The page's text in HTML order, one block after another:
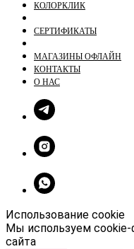
КОЛОРКЛИК
CЕРТИФИКАТЫ
МАГАЗИНЫ ОФЛАЙН
КОНТАКТЫ
О НАС
Использование cookie
Мы используем
сайта